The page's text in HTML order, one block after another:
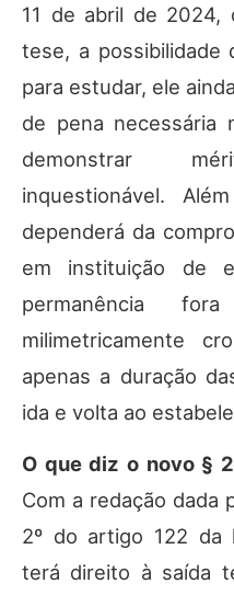
11 de abril de 2024,
tese, a possibilidade
para estudar, ele
de pena necessária
demonstrar
inquestionável.
dependerá da
em instituição de
permanência
milimetricamente
apenas a duração
ida e volta ao
O que diz o novo §
Com a redação dada
2º do artigo 122 da
terá direito à saída